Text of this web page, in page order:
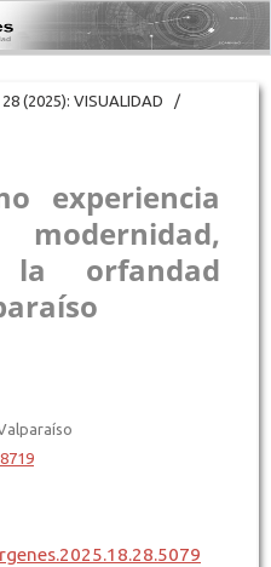
(2025): VISUALIDAD
/
experiencia
orfandad